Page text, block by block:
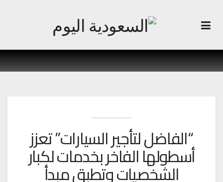
“الفاضل لتأجير السيارات” تعزز
أسطولها الفاخر بخدمات لكبار
الشخصيات وتطبق مبدأ